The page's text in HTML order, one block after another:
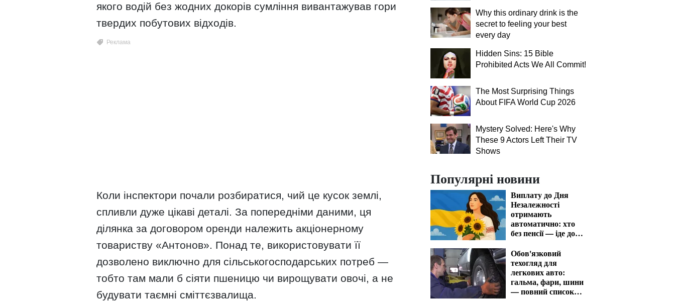
якого водій без жодних докорів сумління вивантажував гори
твердих побутових відходів.
Коли інспектори почали розбиратися, чий це кусок землі,
спливли дуже цікаві деталі. За попередніми даними, ця
ділянка за договором оренди належить акціонерному
товариству «Антонов». Понад те, використовувати її
дозволено виключно для сільськогосподарських потреб —
тобто там мали б сіяти пшеницю чи вирощувати овочі, а не
будувати таємні сміттєзвалища.
Why this ordinary drink is the
secret to feeling your best
every day
Hidden Sins: 15 Bible
Prohibited Acts We All Commit!
The Most Surprising Things
About FIFA World Cup 2026
Mystery Solved: Here's Why
These 9 Actors Left Their TV
Shows
Популярні новини
Виплату до Дня
Незалежності
отримають
автоматично: хто
без пенсії — іде до
Обов'язковий
техогляд для
легкових авто:
гальма, фари, шини
— повний список